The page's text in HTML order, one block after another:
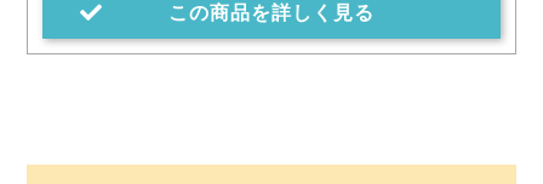
この商品を詳しく見る